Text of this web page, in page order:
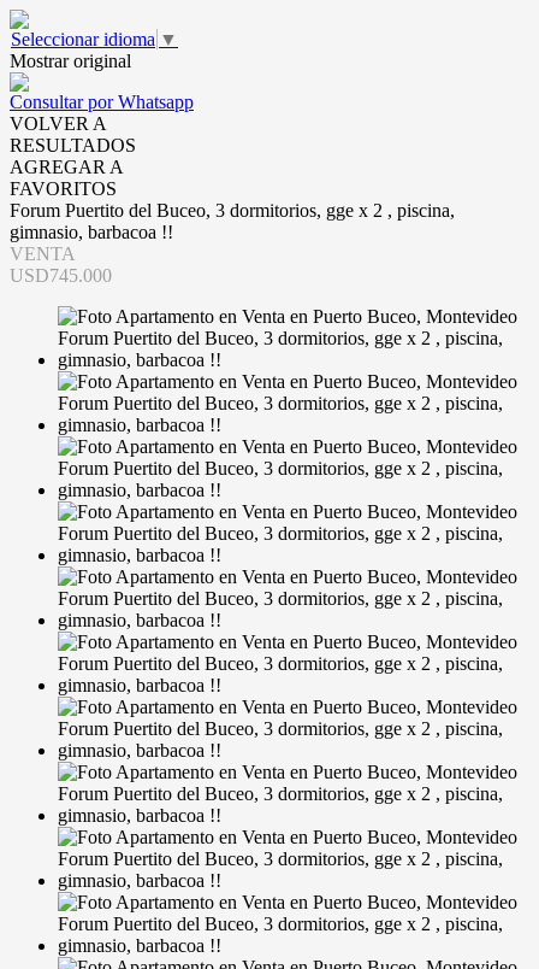
Seleccionar idioma ▼
Mostrar original
Consultar por Whatsapp
VOLVER A
RESULTADOS
AGREGAR A
FAVORITOS
Forum Puertito del Buceo, 3 dormitorios, gge x 2 , piscina,
gimnasio, barbacoa !!
VENTA
USD745.000